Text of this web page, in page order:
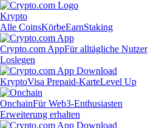
Krypto
Alle CoinsKörbeEarnStaking
Crypto.com AppFür alltägliche Nutzer
Loslegen
KryptoVisa Prepaid-KarteLevel Up
OnchainFür Web3-Enthusiasten
Erweiterung erhalten